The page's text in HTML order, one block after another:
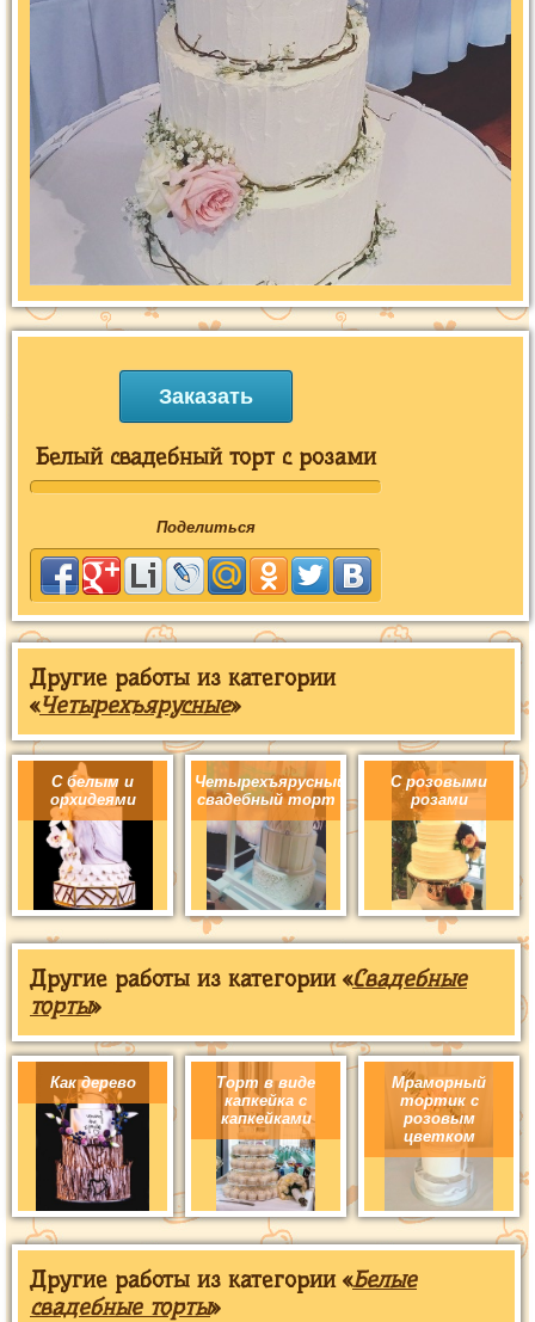
Заказать
Белый свадебный торт с розами
Поделиться
Другие работы из категории
«Четырехъярусные»
С белым и
орхидеями
Четырехъярусный
свадебный торт
С розовыми
розами
Другие работы из категории «Свадебные
торты»
Как дерево
Торт в виде
капкейка с
капкейками
Мраморный
тортик с
розовым
цветком
Другие работы из категории «Белые
свадебные торты»